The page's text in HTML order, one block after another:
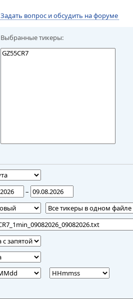
Задать вопрос и обсудить на форуме
Выбранные тикеры:
–